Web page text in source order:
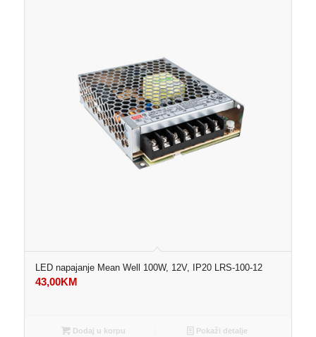
LED napajanje Mean Well 100W, 12V, IP20 LRS-100-12
43,00KM
Dodaj u korpu Pokaži detalje